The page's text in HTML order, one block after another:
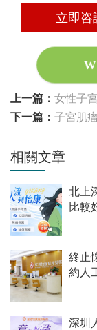
立即咨
上一篇： 女性子
下一篇： 子宮肌
相關文章
北上
比較
終止
約人
深圳